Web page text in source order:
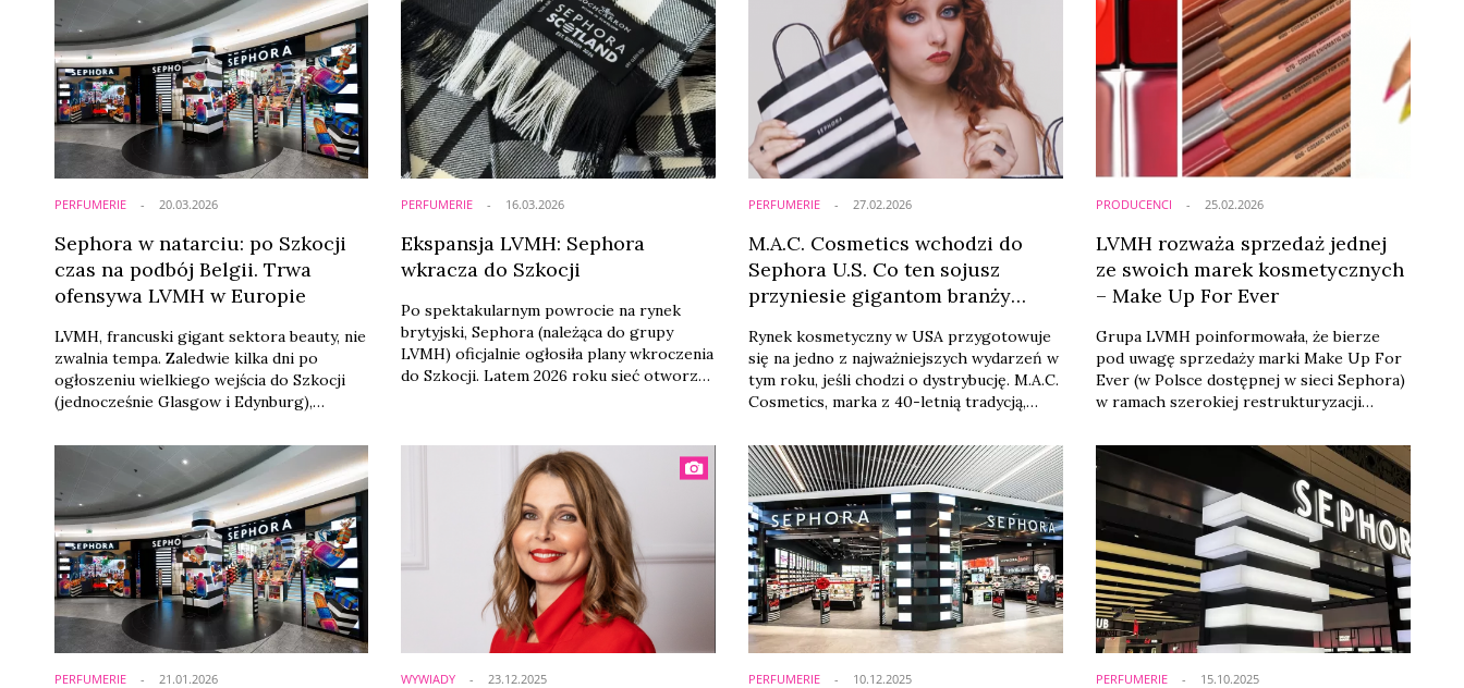
PERFUMERIE
Sephora w natarciu: po Szkocji
czas na podbój Belgii. Trwa
ofensywa LVMH w Europie
LVMH, francuski gigant sektora beauty, nie
zwalnia tempa. Zaledwie kilka dni po
ogłoszeniu wielkiego wejścia do Szkocji
(jednocześnie Glasgow i Edynburg),
debiutu na rynku belgijskim. Już w czerwcu
tego roku marka otworzy swój pierwszy
flagowy salon w Brukseli, rzucając
bezpośrednie wyzwanie historycznym
liderom regionu – sieciom Douglas oraz
Ici Paris XL.
20.03.2026 PERFUMERIE
Ekspansja LVMH: Sephora
wkracza do Szkocji
Po spektakularnym powrocie na rynek
brytyjski, Sephora (należąca do grupy
LVMH) oficjalnie ogłosiła plany wkroczenia
do Szkocji. Latem 2026 roku sieć otworzy
Shopping Centre) oraz Edynburgu (St
James Quarter). Czy to tylko kwestia
16.03.2026 PERFUMERIE
M.A.C. Cosmetics wchodzi do
Sephora U.S. Co ten sojusz
przyniesie gigantom branży
Rynek kosmetyczny w USA przygotowuje
się na jedno z najważniejszych wydarzeń w
tym roku, jeśli chodzi o dystrybucję. M.A.C.
Cosmetics, marka z 40-letnią tradycją,
U.S. oraz punktów Sephora at Kohl’s.
Proces wdrożenia rozpocznie się już 2
marca, będąc milowym krokiem w
ekspansji tego kultowego brandu.
27.02.2026 PRODUCENCI
LVMH rozważa sprzedaż jednej
ze swoich marek kosmetycznych
– Make Up For Ever
Grupa LVMH poinformowała, że bierze
pod uwagę sprzedaży marki Make Up For
Ever (w Polsce dostępnej w sieci Sephora)
w ramach szerokiej restrukturyzacji
wskazuje również na słabnący globalnie
popyt na kosmetyki. LVMH koncentruje się
w swoim portfolio na luksusowych
produktach kosmetycznych o wysokiej
rentowności, takich jak perfumy i szminki
marki Dior.
25.02.2026
PERFUMERIE 21.01.2026 WYWIADY 23.12.2025 PERFUMERIE 10.12.2025 PERFUMERIE 15.10.2025